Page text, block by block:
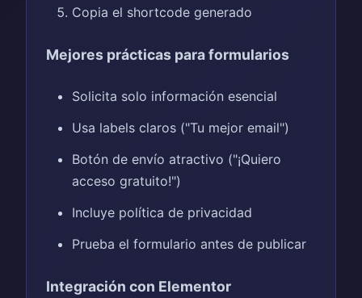
Copia el shortcode generado
Mejores prácticas para formularios
Solicita solo información esencial
Usa labels claros ("Tu mejor email")
Botón de envío atractivo ("¡Quiero
acceso gratuito!")
Incluye política de privacidad
Prueba el formulario antes de publicar
Integración con Elementor